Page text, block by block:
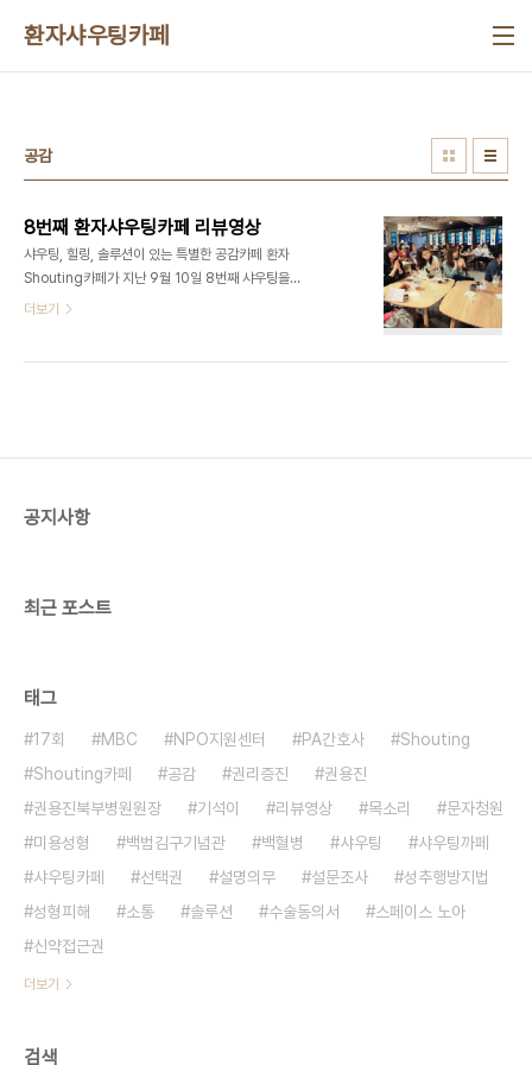
환자샤우팅카페
공감
8번째 환자샤우팅카페 리뷰영상
샤우팅, 힐링, 솔루션이 있는 특별한 공감카페 환자
Shouting카페가 지난 9월 10일 8번째 샤우팅을
했습니다. 뇌출혈로 뇌사 후 6명에게 장기기증을 하
더보기
공지사항
최근 포스트
태그
17회 MBC NPO지원센터 PA간호사
Shouting
Shouting카페
공감 권리증진
권용진
권용진북부병원원장
기석이 리뷰영상 목소리
문자청원
미용성형
백범김구기념관 백혈병 샤우팅
샤우팅까페
샤우팅카페
선택권 설명의무 설문조사
성추행방지법
성형피해
소통 솔루션 수술동의서
스페이스 노아
신약접근권
더보기
검색